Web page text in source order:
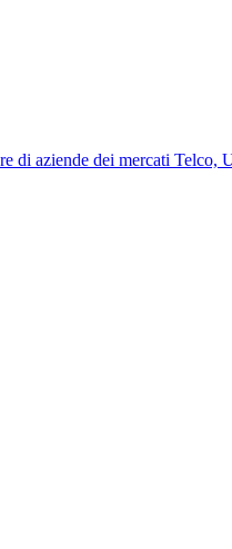
aziende dei mercati Telco,